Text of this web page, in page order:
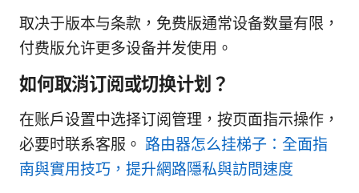
取决于版本与条款，免费版通常设备数量有限，
付费版允许更多设备并发使用。
如何取消订阅或切换计划？
在账户设置中选择订阅管理，按页面指示操作，
必要时联系客服。 路由器怎么挂梯子：全面指
南與實用技巧，提升網路隱私與訪問速度